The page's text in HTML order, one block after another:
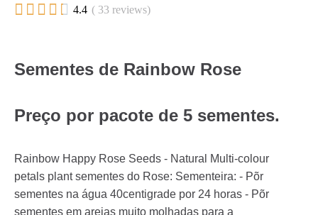
     4.4 ( 33 reviews)
Sementes de Rainbow Rose
Preço por pacote de 5 sementes.
Rainbow Happy Rose Seeds - Natural Multi-colour
petals plant sementes do Rose: Sementeira: - Põr
sementes na água 40centigrade por 24 horas - Põr
sementes em areias muito molhadas para a